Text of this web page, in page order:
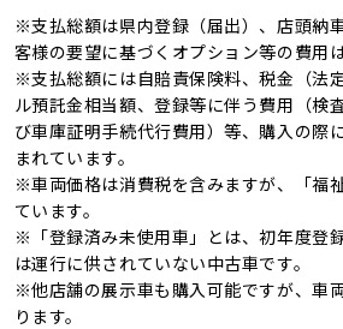
ＬＥＤ
オートマチックハイビ
ーム
新品タイヤ
記録簿
※支払総額は県内登録（届出）、店頭納
客様の要望に基づくオプション等の費用
※支払総額には自賠責保険料、税金（法
ル預託金相当額、登録等に伴う費用（検
び車庫証明手続代行費用）等、購入の際
まれています。
※車両価格は消費税を含みますが、「福
ています。
※「登録済み未使用車」とは、初年度登
は運行に供されていない中古車です。
※他店舗の展示車も購入可能ですが、車
ります。